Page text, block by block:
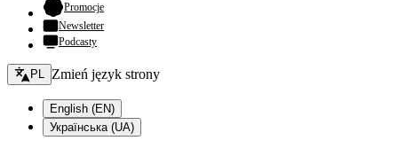
Promocje- otwiera się w nowej karcie
Newsletter
Podcasty
Zmień język - bieżący:
PL Zmień język strony
English (EN)
Українська (UA)